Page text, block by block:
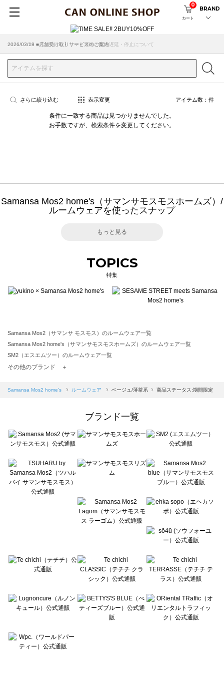
カート
0
BRAND
2026/07/29 ■【お知らせ】ヤマト運輸の配送遅延・停止について
2026/03/18 ■店舗受け取りサービスのご案内
さらに絞り込む 表示変更 アイテム数： 件
条件に一致する商品は見つかりませんでした。
お手数ですが、検索条件を変更してください。
Samansa Mos2 home's（サマンサモスモスホームズ）/
ルームウェアを使ったスナップ
もっと見る
TOPICS
特集
Samansa Mos2（サマンサ モスモス）のルームウェア一覧
Samansa Mos2 home's（サマンサモスモスホームズ）のルームウェア一覧
SM2（エスエムツー）のルームウェア一覧
TSUHARU by Samansa Mos2（ツハルバイサマンサモスモス）のルームウェア一覧
Samansa Mos2 blue（サマンサモスモス ブルー）のルームウェア一覧
sō4ū（ソウフォーユー）のルームウェア一覧
Te chichi（テチチ）のルームウェア一覧
Te chichi CLASSIC（テチチ クラシック）のルームウェア一覧
Lugnoncure（ルノンキュール）のルームウェア一覧
BETTY'S BLUE（べティーズブルー）のルームウェア一覧
Wpc.（ワールドパーティー）のルームウェア一覧
その他のブランド ＋
Samansa Mos2 home's ルームウェア ベージュ/薄茶系 商品ステータス:期間限定
ブランド一覧